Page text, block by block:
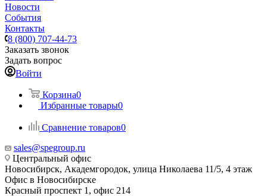
Новости
События
Контакты
8 (800) 707-44-73
Заказать звонок
Задать вопрос
Войти
Корзина0
Избранные товары0
Сравнение товаров0
sales@spegroup.ru
Центральный офис
Новосибирск, Академгородок, улица Николаева 11/5, 4 этаж
Офис в Новосибирске
Красный проспект 1, офис 214